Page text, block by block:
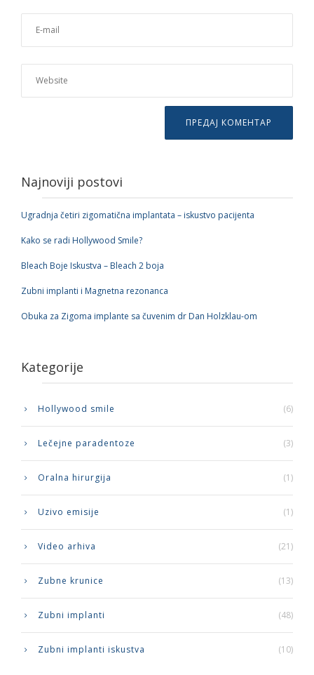
Najnoviji postovi
Ugradnja četiri zigomatična implantata – iskustvo pacijenta
Kako se radi Hollywood Smile?
Bleach Boje Iskustva – Bleach 2 boja
Zubni implanti i Magnetna rezonanca
Obuka za Zigoma implante sa čuvenim dr Dan Holzklau-om
Kategorije
Hollywood smile (6)
Lečejne paradentoze (3)
Oralna hirurgija (1)
Uzivo emisije (1)
Video arhiva (21)
Zubne krunice (13)
Zubni implanti (48)
Zubni implanti iskustva (10)